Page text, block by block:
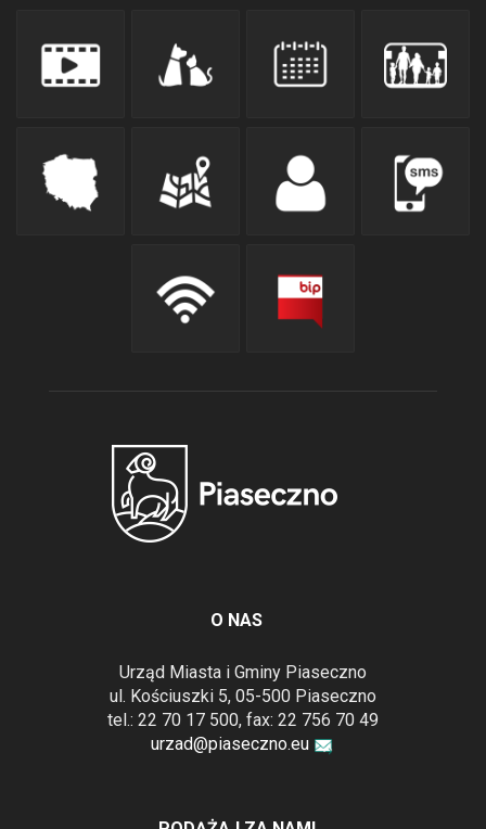
O NAS
Urząd Miasta i Gminy Piaseczno
ul. Kościuszki 5, 05-500 Piaseczno
tel.: 22 70 17 500, fax: 22 756 70 49
urzad@piaseczno.eu